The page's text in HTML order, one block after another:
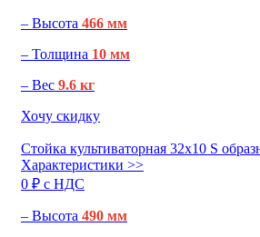
– Высота 466 мм
– Толщина 10 мм
– Вес 9.6 кг
Хочу скидку
Стойка культиваторная 32х10 S
Характеристики >>
0 ₽ c НДС
– Высота 490 мм